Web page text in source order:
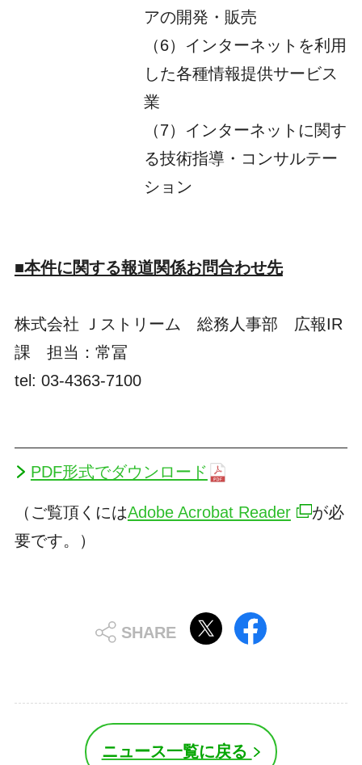
アの開発・販売
（6）インターネットを利用
した各種情報提供サービス
業
（7）インターネットに関す
る技術指導・コンサルテー
ション
■本件に関する報道関係お問合わせ先
株式会社 Ｊストリーム 総務人事部 広報IR
課 担当：常冨
tel: 03-4363-7100
PDF形式でダウンロード
（ご覧頂くにはAdobe Acrobat Reader
が必
要です。）
ニュース一覧に戻る